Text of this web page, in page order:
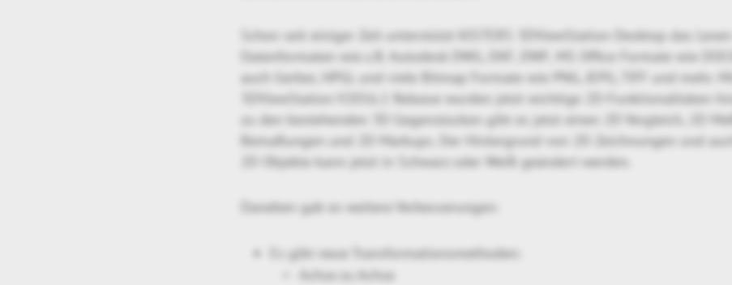
Schon seit einiger Zeit unterstützt KISTERS 3DViewStation Desktop das
Datenformaten wie z.B. Autodesk DWG, DXF, DWF, MS Office Formate wie
auch Gerber, HPGL und viele Bitmap Formate wie PNG, JEPG, TIFF und mehr.
3DViewStation V2016.1 Release wurden jetzt wichtige 2D-Funktionalitäten
zu den bestehenden 3D Gegenstücken gibt es jetzt einen 2D Vergleich, 2D
Bemaßungen und 2D Markups. Der Hintergrund von 2D Zeichnungen und
2D Objekte kann jetzt in Schwarz oder Weiß geändert werden.
Daneben gab es weitere Verbesserungen:
Es gibt neue Transformationsmethoden:
Achse zu Achse